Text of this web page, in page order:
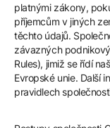
platnými zákony,
příjemcům v jiných
těchto údajů.
závazných
Rules), jimiž se řídí
Evropské unie. Další
pravidlech